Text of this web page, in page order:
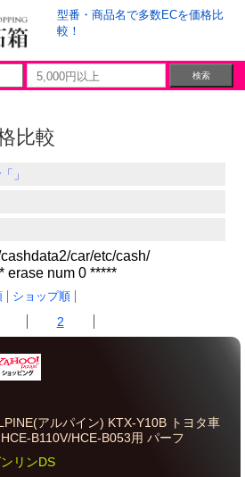
型番・商品名で多数ECを価格比
較！
比較
」
car/etc/cash/
erase num 0 *****
ショップ順
2
アルパイン) KTX-Y10B トヨタ車
HCE-B110V/HCE-B053用 パーフ
リンDS